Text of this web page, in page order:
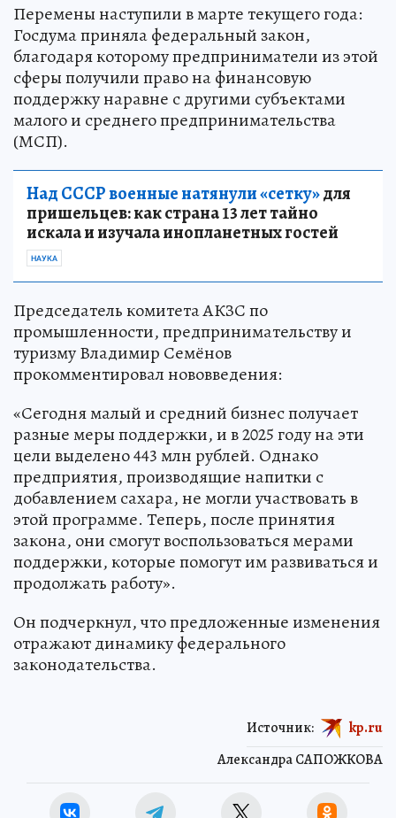
Перемены наступили в марте текущего года:
Госдума приняла федеральный закон,
благодаря которому предприниматели из этой
сферы получили право на финансовую
поддержку наравне с другими субъектами
малого и среднего предпринимательства
(МСП).
Над СССР военные натянули «сетку»для
пришельцев: как страна 13 лет тайно
искала и изучала инопланетных гостей
НАУКА
Председатель комитета АКЗС по
промышленности, предпринимательству и
туризму Владимир Семёнов
прокомментировал нововведения:
«Сегодня малый и средний бизнес получает
разные меры поддержки, и в 2025 году на эти
цели выделено 443 млн рублей. Однако
предприятия, производящие напитки с
добавлением сахара, не могли участвовать в
этой программе. Теперь, после принятия
закона, они смогут воспользоваться мерами
поддержки, которые помогут им развиваться и
продолжать работу».
Он подчеркнул, что предложенные изменения
отражают динамику федерального
законодательства.
Александра САПОЖКОВА
Источник: kp.ru